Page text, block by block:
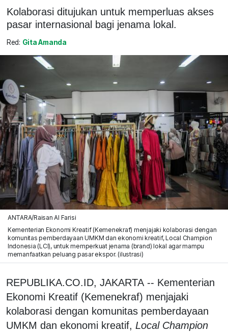
Kolaborasi ditujukan untuk memperluas akses
pasar internasional bagi jenama lokal.
Red: Gita Amanda
ANTARA/Raisan Al Farisi
Kementerian Ekonomi Kreatif (Kemenekraf) menjajaki kolaborasi dengan
komunitas pemberdayaan UMKM dan ekonomi kreatif, Local Champion
Indonesia (LCI), untuk memperkuat jenama (brand) lokal agar mampu
memanfaatkan peluang pasar ekspor. (ilustrasi)
REPUBLIKA.CO.ID, JAKARTA -- Kementerian
Ekonomi Kreatif (Kemenekraf) menjajaki
kolaborasi dengan komunitas pemberdayaan
UMKM dan ekonomi kreatif, Local Champion